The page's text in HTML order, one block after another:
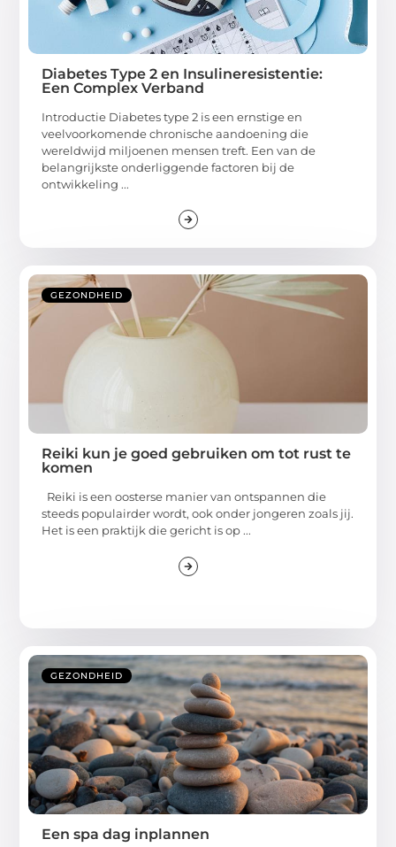
Diabetes Type 2 en Insulineresistentie:
Een Complex Verband
Introductie Diabetes type 2 is een ernstige en
veelvoorkomende chronische aandoening die
wereldwijd miljoenen mensen treft. Een van de
belangrijkste onderliggende factoren bij de
ontwikkeling ...
GEZONDHEID
Reiki kun je goed gebruiken om tot rust te
komen
Reiki is een oosterse manier van ontspannen die
steeds populairder wordt, ook onder jongeren zoals jij.
Het is een praktijk die gericht is op ...
GEZONDHEID
Een spa dag inplannen